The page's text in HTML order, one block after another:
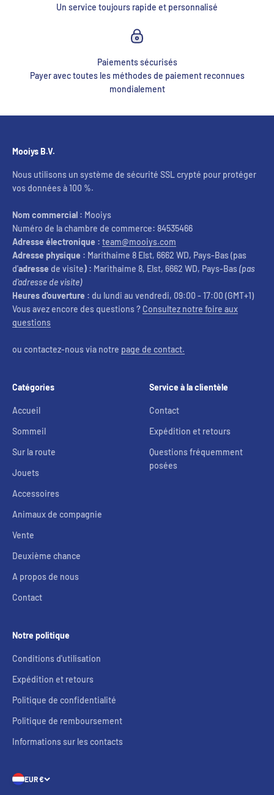
Un service toujours rapide et personnalisé
Paiements sécurisés
Payer avec toutes les méthodes de paiement reconnues
mondialement
Mooiys B.V.
Nous utilisons un système de sécurité SSL crypté pour protéger
vos données à 100 %.
Nom commercial : Mooiys
Numéro de la chambre de commerce: 84535466
Adresse électronique : team@mooiys.com
Adresse physique : Marithaime 8 Elst, 6662 WD, Pays-Bas (pas
d'adresse de visite) : Marithaime 8, Elst, 6662 WD, Pays-Bas(pas
d'adresse de visite)
Heures d'ouverture : du lundi au vendredi, 09:00 - 17:00 (GMT+1)
Vous avez encore des questions ? Consultez notre foire aux
questions
ou contactez-nous via notre page de contact.
Catégories
Accueil
Sommeil
Sur la route
Jouets
Accessoires
Animaux de compagnie
Vente
Deuxième chance
A propos de nous
Contact
Service à la clientèle
Contact
Expédition et retours
Questions fréquemment
posées
Notre politique
Conditions d'utilisation
Expédition et retours
Politique de confidentialité
Politique de remboursement
Informations sur les contacts
EUR €